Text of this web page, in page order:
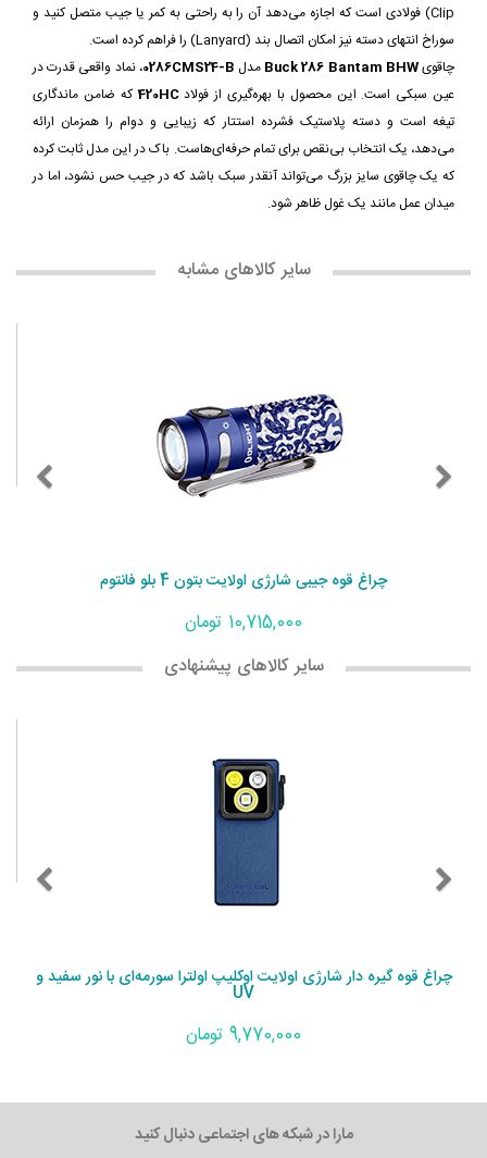
Clip) فولادی است که اجازه می‌دهد آن را به راحتی به کمر یا جیب متصل کنید و
سوراخ انتهای دسته نیز امکان اتصال بند (Lanyard) را فراهم کرده است.
چاقویBuck 286 Bantam BHW مدل 0286CMS24-B، نماد واقعی قدرت در
عین سبکی است. این محصول با بهره‌گیری از فولاد420HCکه ضامن ماندگاری
تیغه است و دسته پلاستیک فشرده استتار که زیبایی و دوام را همزمان ارائه
می‌دهد، یک انتخاب بی‌نقص برای تمام حرفه‌ای‌هاست. باک در این مدل ثابت کرده
که یک چاقوی سایز بزرگ می‌تواند آنقدر سبک باشد که در جیب حس نشود، اما در
میدان عمل مانند یک غول ظاهر شود.
سایر کالاهای مشابه
چراغ قوه جیبی شارژی اولایت بتون 4 بلو فانتوم
10,715,000 تومان
سایر کالاهای پیشنهادی
چراغ قوه گیره دار شارژی اولایت اوکلیپ اولترا سورمه‌ای با نور سفید و
UV
9,770,000 تومان
مارا در شبکه های اجتماعی دنبال کنید